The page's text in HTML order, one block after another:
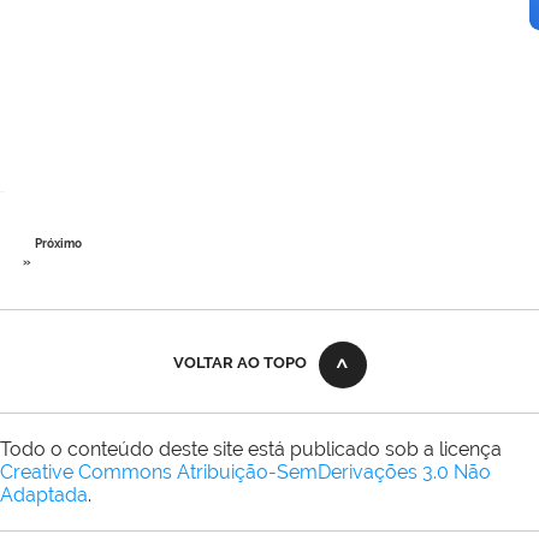
Próximo
»
VOLTAR AO TOPO
Todo o conteúdo deste site está publicado sob a licença
Creative Commons Atribuição-SemDerivações 3.0 Não
Adaptada.